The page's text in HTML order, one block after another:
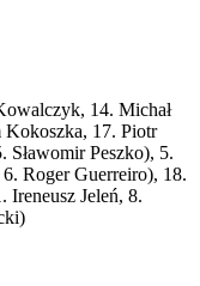
14. Michał
Kokoszka, 17. Piotr
Sławomir Peszko), 5.
Roger Guerreiro), 18.
Jeleń, 8.